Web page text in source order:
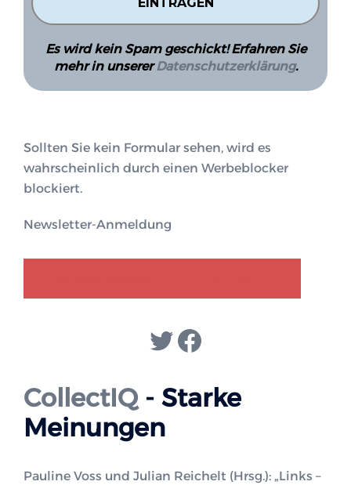
Es wird kein Spam geschickt! Erfahren Sie
mehr in unsererDatenschutzerklärung.
Sollten Sie kein Formular sehen, wird es
wahrscheinlich durch einen Werbeblocker
blockiert.
Newsletter-Anmeldung
Twitter
Facebook
CollectIQ- Starke
Meinungen
Pauline Voss und Julian Reichelt (Hrsg.): „Links –